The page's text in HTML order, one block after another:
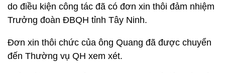
do điều kiện công tác đã có đơn xin thôi đảm nhiệm
Trưởng đoàn ĐBQH tỉnh Tây Ninh.
Đơn xin thôi chức của ông Quang đã được chuyển
đến Thường vụ QH xem xét.